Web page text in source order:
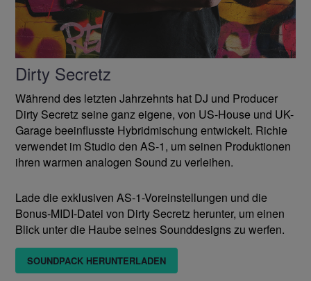
Dirty Secretz
Während des letzten Jahrzehnts hat DJ und Producer
Dirty Secretz seine ganz eigene, von US-House und UK-
Garage beeinflusste Hybridmischung entwickelt. Richie
verwendet im Studio den AS-1, um seinen Produktionen
ihren warmen analogen Sound zu verleihen.
Lade die exklusiven AS-1-Voreinstellungen und die
Bonus-MIDI-Datei von Dirty Secretz herunter, um einen
Blick unter die Haube seines Sounddesigns zu werfen.
SOUNDPACK HERUNTERLADEN